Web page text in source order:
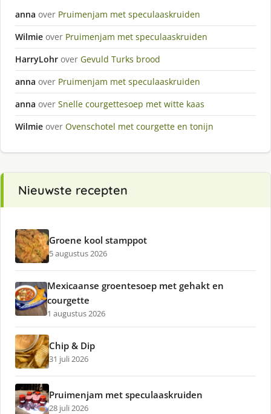
anna over Pruimenjam met speculaaskruiden
Wilmie over Pruimenjam met speculaaskruiden
HarryLohr over Gevuld Turks brood
anna over Pruimenjam met speculaaskruiden
anna over Snelle courgettesoep met witte kaas
Wilmie over Ovenschotel met courgette en tonijn
Nieuwste recepten
Groene kool stamppot
5 augustus 2026
Mexicaanse groentesoep met gehakt en
courgette
1 augustus 2026
Chip & Dip
31 juli 2026
Pruimenjam met speculaaskruiden
28 juli 2026